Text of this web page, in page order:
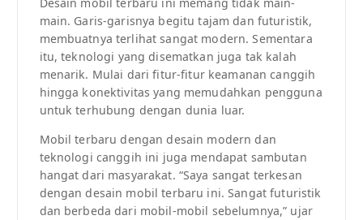
main. Garis-garisnya begitu tajam dan futuristik,
membuatnya terlihat sangat modern. Sementara
itu, teknologi yang disematkan juga tak kalah
menarik. Mulai dari fitur-fitur keamanan canggih
hingga konektivitas yang memudahkan pengguna
untuk terhubung dengan dunia luar.
Mobil terbaru dengan desain modern dan
teknologi canggih ini juga mendapat sambutan
hangat dari masyarakat. “Saya sangat terkesan
dengan desain mobil terbaru ini. Sangat futuristik
dan berbeda dari mobil-mobil sebelumnya,” ujar